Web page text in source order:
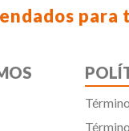
para